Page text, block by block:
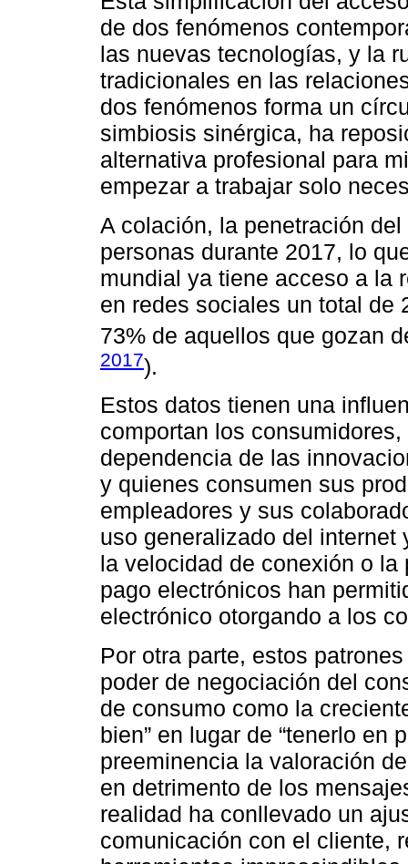
de dos fenómenos
las nuevas tecnologías, y la
tradicionales en las
dos fenómenos forma un
simbiosis sinérgica, ha
alternativa profesional para
empezar a trabajar solo
A colación, la penetración
personas durante 2017, lo
mundial ya tiene acceso a la
en redes sociales un total de
73% de aquellos que gozan
2017).
Estos datos tienen una
comportan los
dependencia de las
y quienes consumen sus
empleadores y sus
uso generalizado del
la velocidad de conexión o
pago electrónicos han
electrónico otorgando a los
Por otra parte, estos
poder de negociación del
de consumo como la
bien” en lugar de “tenerlo en
preeminencia la valoración
en detrimento de los
realidad ha conllevado un
comunicación con el cliente,